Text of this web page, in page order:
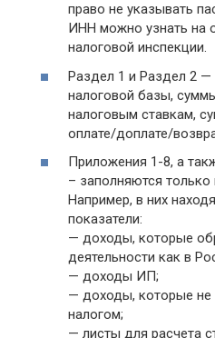
право не указывать
ИНН можно узнать на
налоговой инспекции.
Раздел 1 и Раздел 2 —
налоговой базы,
налоговым ставкам,
оплате/доплате/
Приложения 1-8, а
– заполняются
Например, в них
показатели:
— доходы, которые
деятельности как в
— доходы ИП;
— доходы, которые
налогом;
— листы для расчета